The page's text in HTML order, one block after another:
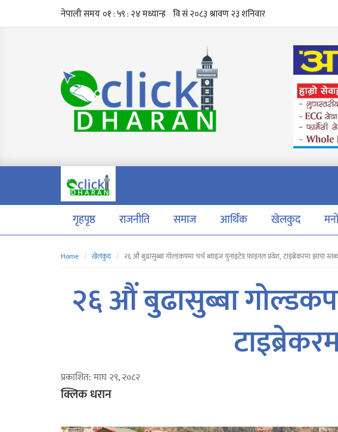
गृहपृष्ठ राजनीति समाज आर्थिक खेलकुद
Home खेलकुद २६ औं बुढासुब्बा गोल्डकपमा चर्च ब्वाइज युनाइटेड फाइनल प्रवेश, टाइब्रेकरमा झापा
२६ औं बुढासुब्बा
प्रकाशित: माघ २९, २०८२
क्लिक धरान